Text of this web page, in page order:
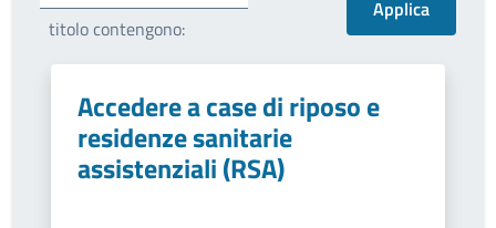
titolo contengono:
Accedere a case di riposo e
residenze sanitarie
assistenziali (RSA)